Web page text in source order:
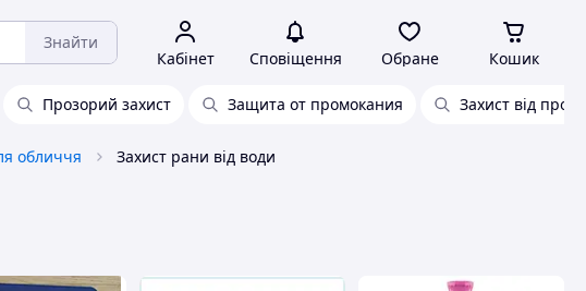
Знайти
Кабінет Сповіщення Обране Кошик
Прозорий захист Защита от промокания Захист від
обличчя Захист рани від води